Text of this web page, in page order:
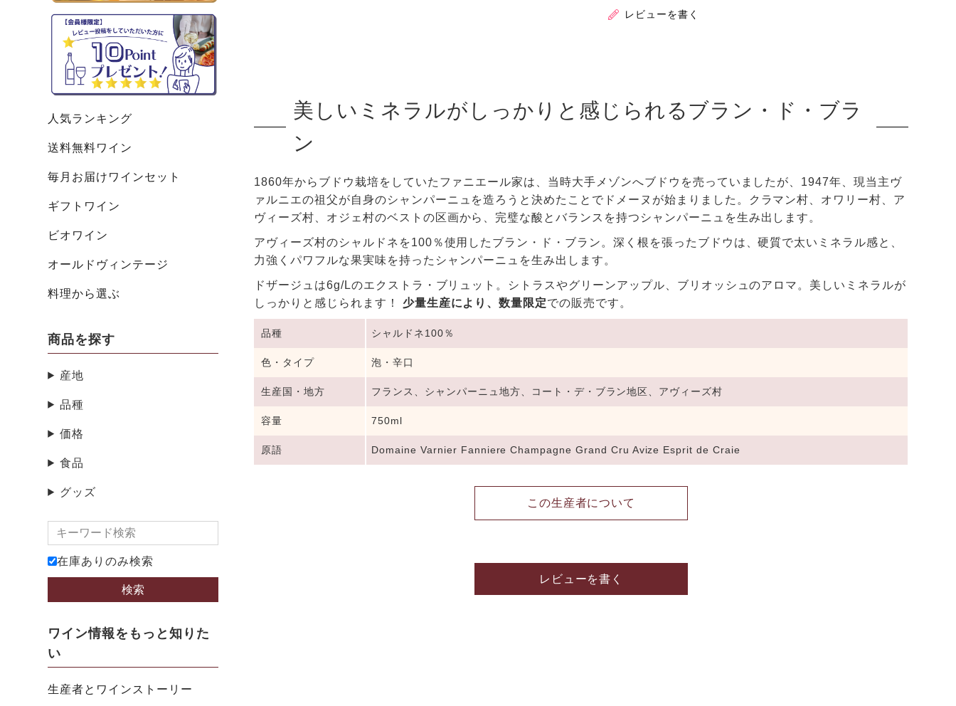
人気ランキング
送料無料ワイン
毎月お届けワインセット
ギフトワイン
ビオワイン
オールドヴィンテージ
料理から選ぶ
商品を探す
産地
品種
価格
食品
グッズ
在庫ありのみ検索
検索
ワイン情報をもっと知りた
い
生産者とワインストーリー
レビューを書く
美しいミネラルがしっかりと感じられるブラン・ド・ブラ
ン
1860年からブドウ栽培をしていたファニエール家は、当時大手メゾンへブドウを売っていましたが、1947年、現当主ヴ
ァルニエの祖父が自身のシャンパーニュを造ろうと決めたことでドメーヌが始まりました。クラマン村、オワリー村、ア
ヴィーズ村、オジェ村のベストの区画から、完璧な酸とバランスを持つシャンパーニュを生み出します。
アヴィーズ村のシャルドネを100％使用したブラン・ド・ブラン。深く根を張ったブドウは、硬質で太いミネラル感と、
力強くパワフルな果実味を持ったシャンパーニュを生み出します。
ドザージュは6g/Lのエクストラ・ブリュット。シトラスやグリーンアップル、ブリオッシュのアロマ。美しいミネラルが
しっかりと感じられます！ 少量生産により、数量限定での販売です。
品種 シャルドネ100％
色・タイプ 泡・辛口
生産国・地方 フランス、シャンパーニュ地方、コート・デ・ブラン地区、アヴィーズ村
容量 750ml
原語 Domaine Varnier Fanniere Champagne Grand Cru Avize Esprit de Craie
この生産者について
レビューを書く